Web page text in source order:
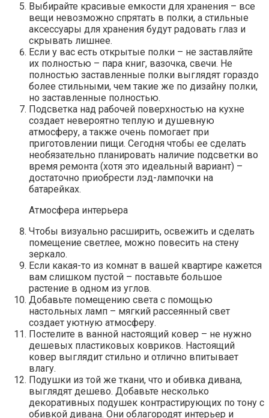
Выбирайте красивые емкости для хранения – все
вещи невозможно спрятать в полки, а стильные
аксессуары для хранения будут радовать глаз и
скрывать лишнее.
Если у вас есть открытые полки – не заставляйте
их полностью – пара книг, вазочка, свечи. Не
полностью заставленные полки выглядят гораздо
более стильными, чем такие же по дизайну полки,
но заставленные полностью.
Подсветка над рабочей поверхностью на кухне
создает невероятно теплую и душевную
атмосферу, а также очень помогает при
приготовлении пищи. Сегодня чтобы ее сделать
необязательно планировать наличие подсветки во
время ремонта (хотя это идеальный вариант) –
достаточно приобрести лэд-лампочки на
батарейках.
Атмосфера интерьера
Чтобы визуально расширить, освежить и сделать
помещение светлее, можно повесить на стену
зеркало.
Если какая-то из комнат в вашей квартире кажется
вам слишком пустой – поставьте большое
растение в одном из углов.
Добавьте помещению света с помощью
настольных ламп – мягкий рассеянный свет
создает уютную атмосферу.
Постелите в ванной настоящий ковер – не нужно
дешевых пластиковых ковриков. Настоящий
ковер выглядит стильно и отлично впитывает
влагу.
Подушки из той же ткани, что и обивка дивана,
выглядят дешево. Добавьте несколько
декоративных подушек контрастирующих по тону с
обивкой дивана. Они облагородят интерьер и